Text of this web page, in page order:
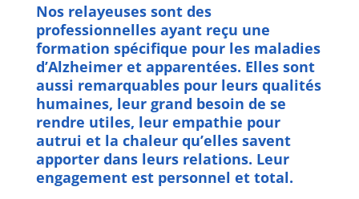
Nos relayeuses sont des
professionnelles ayant reçu une
formation spécifique pour les maladies
d’Alzheimer et apparentées. Elles sont
aussi remarquables pour leurs qualités
humaines, leur grand besoin de se
rendre utiles, leur empathie pour
autrui et la chaleur qu’elles savent
apporter dans leurs relations. Leur
engagement est personnel et total.